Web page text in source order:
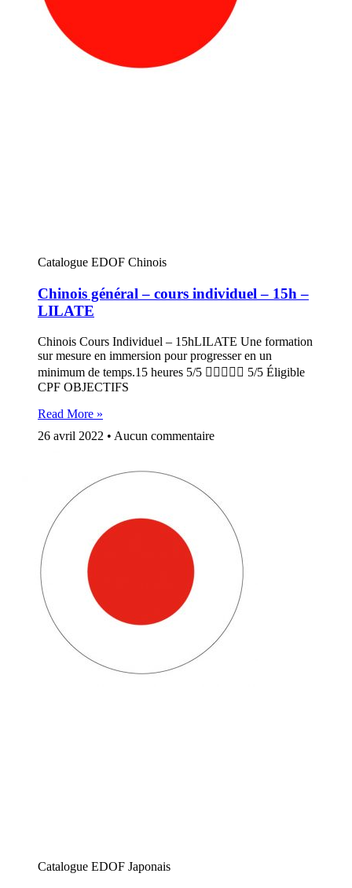
Catalogue EDOF Chinois
Chinois général – cours individuel – 15h –
LILATE
Chinois Cours Individuel – 15hLILATE Une formation
sur mesure en immersion pour progresser en un
minimum de temps.15 heures 5/5  5/5 Éligible
CPF OBJECTIFS
Read More »
26 avril 2022
Aucun commentaire
Catalogue EDOF Japonais